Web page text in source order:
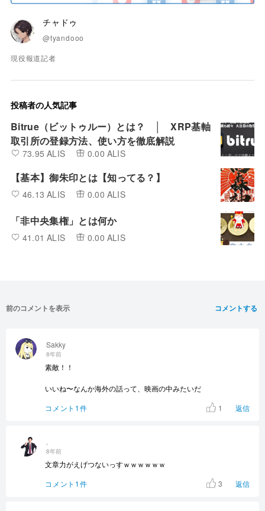
チャドゥ
@tyandooo
現役報道記者
投稿者の人気記事
Bitrue（ビットゥルー）とは？ │ XRP基軸
取引所の登録方法、使い方を徹底解説
73.95 ALIS 0.00 ALIS
【基本】御朱印とは【知ってる？】
46.13 ALIS 0.00 ALIS
「非中央集権」とは何か
41.01 ALIS 0.00 ALIS
コメントする
前のコメントを表示
.
8年前
文章力がえげつないっすｗｗｗｗｗｗ
コメント1件
3 返信
Sakky
8年前
素敵！！
いいね〜なんか海外の話って、映画の中みたいだ
コメント1件
1 返信